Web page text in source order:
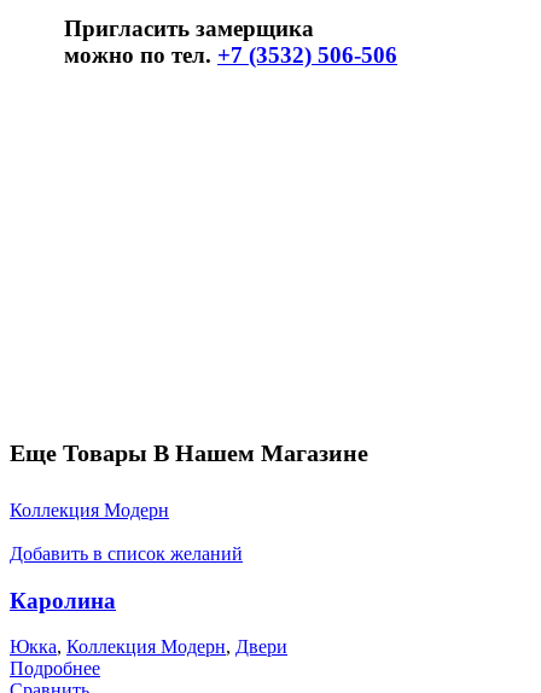
Пригласить замерщика
можно по тел. +7 (3532) 506-506
Еще Товары В Нашем Магазине
Коллекция Модерн
Добавить в список желаний
Каролина
Юкка, Коллекция Модерн, Двери
Подробнее